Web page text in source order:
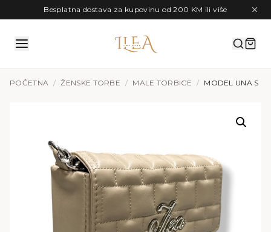
Preskoči na sadržajBesplatna dostava za kupovinu od 200 KM ili više
POČETNA / ŽENSKE TORBE / MALE TORBICE / MODEL UNA S